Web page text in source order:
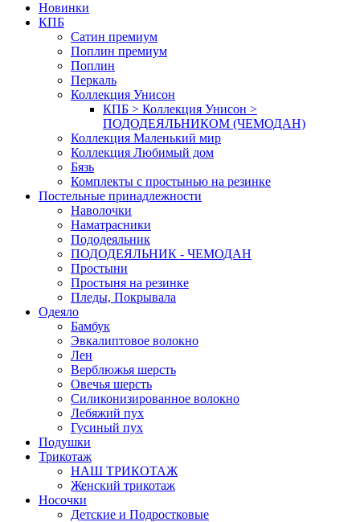
Новинки
КПБ
Сатин премиум
Поплин премиум
Поплин
Перкаль
Коллекция Унисон
КПБ > Коллекция Унисон >
ПОДОДЕЯЛЬНИКОМ (ЧЕМОДАН)
Коллекция Маленький мир
Коллекция Любимый дом
Бязь
Комплекты с простынью на резинке
Постельные принадлежности
Наволочки
Наматрасники
Пододеяльник
ПОДОДЕЯЛЬНИК - ЧЕМОДАН
Простыни
Простыня на резинке
Пледы, Покрывала
Одеяло
Бамбук
Эвкалиптовое волокно
Лен
Верблюжья шерсть
Овечья шерсть
Силиконизированное волокно
Лебяжий пух
Гусиный пух
Подушки
Трикотаж
НАШ ТРИКОТАЖ
Женский трикотаж
Носочки
Детские и Подростковые